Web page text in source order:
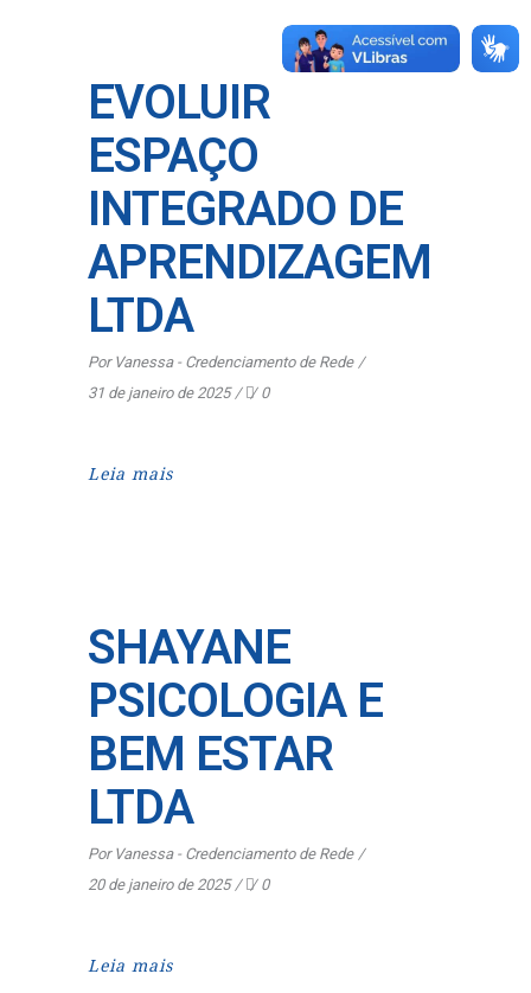
EVOLUIR
ESPAÇO
INTEGRADO DE
APRENDIZAGEM
LTDA
Por Vanessa - Credenciamento de Rede
31 de janeiro de 2025
0
Leia mais
SHAYANE
PSICOLOGIA E
BEM ESTAR
LTDA
Por Vanessa - Credenciamento de Rede
20 de janeiro de 2025
0
Leia mais